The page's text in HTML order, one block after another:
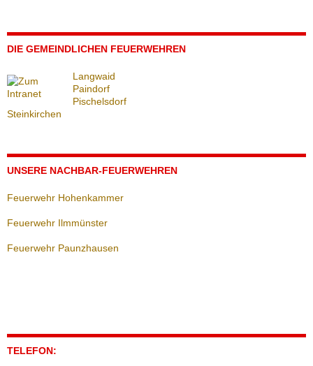
DIE GEMEINDLICHEN FEUERWEHREN
Langwaid
Paindorf
Pischelsdorf
Steinkirchen
UNSERE NACHBAR-FEUERWEHREN
Feuerwehr Hohenkammer
Feuerwehr Ilmmünster
Feuerwehr Paunzhausen
TELEFON: